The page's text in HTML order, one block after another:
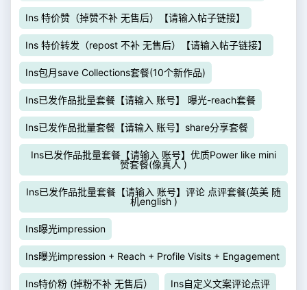
Ins 特价赞（掉赞不补 无售后）【请输入帖子链接】
Ins 特价转发（repost 不补 无售后）【请输入帖子链接】
Ins包月save Collections套餐(10个新作品)
Ins已发作品批量套餐【请输入 账号】 曝光-reach套餐
Ins已发作品批量套餐【请输入 账号】share分享套餐
Ins已发作品批量套餐【请输入 账号】优质Power like mini
赞套餐(像真人 )
Ins已发作品批量套餐【请输入 账号】评论 点评套餐(英美 随
机english )
Ins曝光impression
Ins曝光impression + Reach + Profile Visits + Engagement
Ins特价粉 (掉粉不补 无售后） Ins自定义文案评论点评